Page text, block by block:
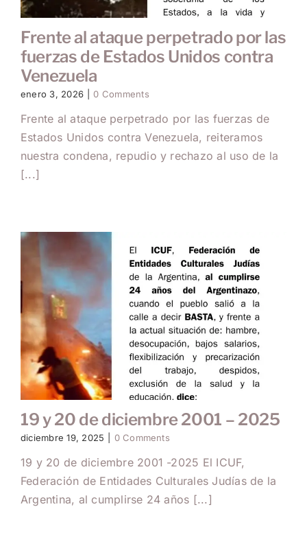
Frente al ataque perpetrado por las
fuerzas de Estados Unidos contra
Venezuela
enero 3, 2026 0 Comments
Frente al ataque perpetrado por las fuerzas de
Estados Unidos contra Venezuela, reiteramos
nuestra condena, repudio y rechazo al uso de la
[...]
19 y 20 de diciembre 2001 – 2025
diciembre 19, 2025 0 Comments
19 y 20 de diciembre 2001 -2025 El ICUF,
Federación de Entidades Culturales Judías de la
Argentina, al cumplirse 24 años [...]